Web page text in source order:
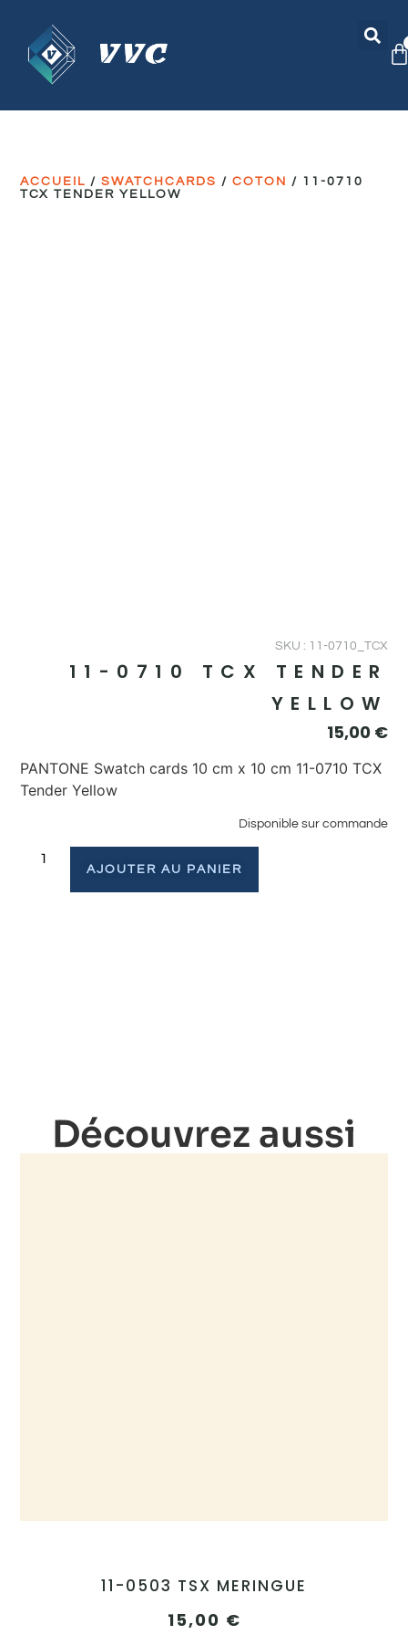
ACCUEIL /SWATCHCARDS /COTON / 11-0710
TCX TENDER YELLOW
SKU : 11-0710_TCX
11-0710 TCX TENDER
YELLOW
15,00 €
PANTONE Swatch cards 10 cm x 10 cm 11-0710 TCX
Tender Yellow
Disponible sur commande
AJOUTER AU PANIER
Découvrez aussi
11-0503 TSX MERINGUE
15,00 €